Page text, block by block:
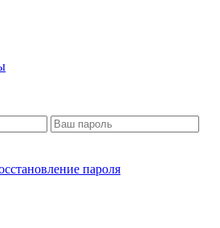
пароля